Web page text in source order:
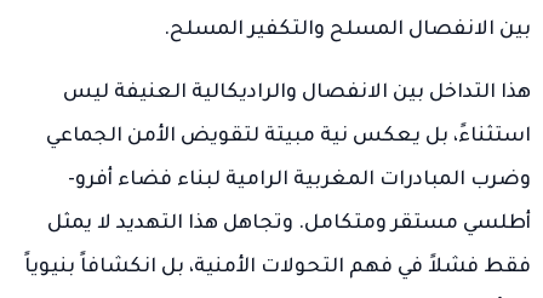
بين الانفصال المسلح والتكفير المسلح.
هذا التداخل بين الانفصال والراديكالية العنيفة ليس
استثناءً، بل يعكس نية مبيتة لتقويض الأمن الجماعي
وضرب المبادرات المغربية الرامية لبناء فضاء أفرو-
أطلسي مستقر ومتكامل. وتجاهل هذا التهديد لا يمثل
فقط فشلاً في فهم التحولات الأمنية، بل انكشافاً بنيوياً